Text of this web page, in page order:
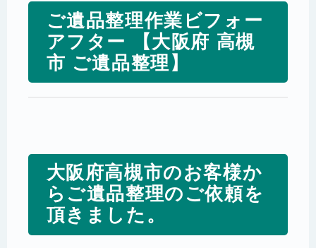
ご遺品整理作業ビフォー
アフター 【大阪府 高槻
市 ご遺品整理】
大阪府高槻市のお客様か
らご遺品整理のご依頼を
頂きました。